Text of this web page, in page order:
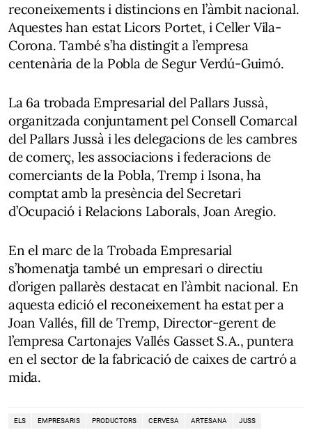
reconeixements i distincions en l’àmbit nacional.
Aquestes han estat Licors Portet, i Celler Vila-
Corona. També s’ha distingit a l’empresa
centenària de la Pobla de Segur Verdú-Guimó.
La 6a trobada Empresarial del Pallars Jussà,
organitzada conjuntament pel Consell Comarcal
del Pallars Jussà i les delegacions de les cambres
de comerç, les associacions i federacions de
comerciants de la Pobla, Tremp i Isona, ha
comptat amb la presència del Secretari
d’Ocupació i Relacions Laborals, Joan Aregio.
En el marc de la Trobada Empresarial
s’homenatja també un empresari o directiu
d’origen pallarès destacat en l’àmbit nacional. En
aquesta edició el reconeixement ha estat per a
Joan Vallés, fill de Tremp, Director-gerent de
l’empresa Cartonajes Vallés Gasset S.A., puntera
en el sector de la fabricació de caixes de cartró a
mida.
ELS EMPRESARIS PRODUCTORS CERVESA ARTESANA JUSS